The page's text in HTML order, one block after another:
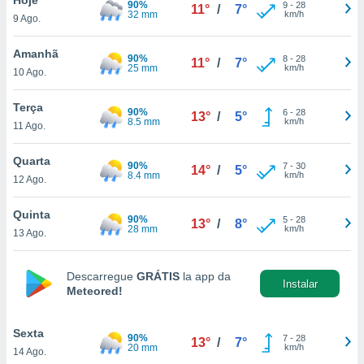
lhe
e
com
Pode
e
a
a
9 Ago.
90%
32 mm
11° / 7° 9- 28
km/h
Amanhã
10 Ago.
90%
25 mm
11° / 7° 8- 28
km/h
Terça
11 Ago.
90%
8.5 mm
13° / 5° 6- 28
km/h
Quarta
12 Ago.
90%
8.4 mm
14° / 5° 7- 30
km/h
Quinta
13 Ago.
90%
28 mm
13° / 8° 5- 28
km/h
Descarregue GRÁTIS la app da
Meteored!
Instalar
Sexta
14 Ago.
90%
20 mm
13° / 7° 7- 28
km/h